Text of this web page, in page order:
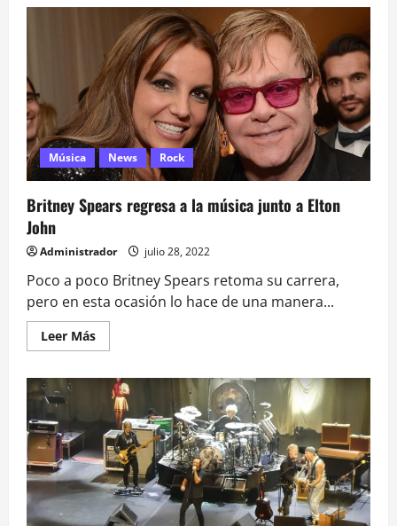
Newton-
John
MUERE
los
73
años
de
edad
Música News Rock
Britney Spears regresa a la música junto a Elton
John
Administrador julio 28, 2022
Poco a poco Britney Spears retoma su carrera,
pero en esta ocasión lo hace de una manera...
Leer MásLeer
más
Britney
Spears
regresa
a
la
música
junto
a
Elton
John